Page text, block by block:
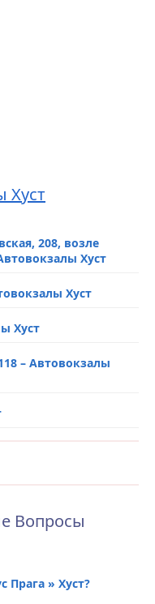
Хуст
208, возле
Хуст
Хуст
Хуст
– Автовокзалы
Вопросы
Прага » Хуст?